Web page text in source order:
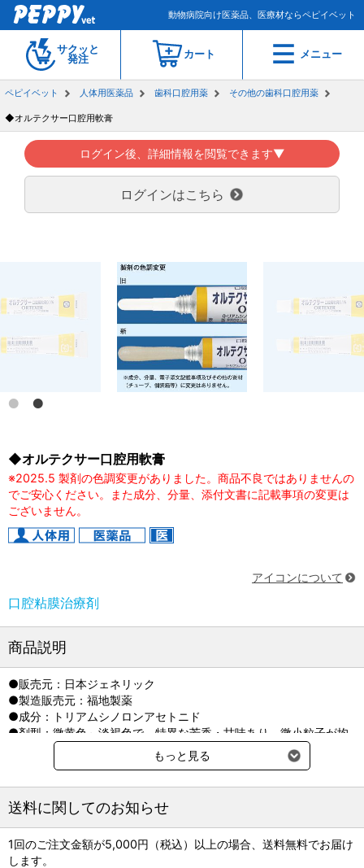
動物病院向け医薬品、医療材ならペピイベット
サクッと
発注
カート メニュー
ペピイベット 人体用医薬品 歯科口腔用薬 その他の歯科口腔用薬
◆オルテクサー口腔用軟膏
ログイン後、詳細情報を閲覧できます▼
ログインはこちら
◆オルテクサー口腔用軟膏
※2025.5 製剤の色調変更がありました。商品不良ではありませんの
でご安心ください。また成分、分量、添付文書に記載事項の変更は
ございません。
アイコンについて
口腔粘膜治療剤
商品説明
●販売元：日本ジェネリック
●製造販売元：福地製薬
●成分：トリアムシノロンアセトニド
●剤型：微黄色～淡褐色で、特異な芳香・甘味あり、微小粒子が均
等に分散した軟膏剤。
●先発品名：ケナログ口腔用軟膏
もっと見る
送料に関してのお知らせ
1回のご注文金額が5,000円（税込）以上の場合、送料無料でお届け
します。